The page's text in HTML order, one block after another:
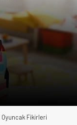
Fikirleri